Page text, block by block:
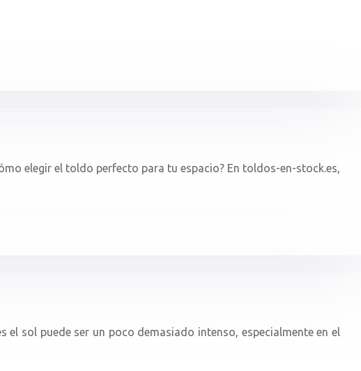
elegir el toldo perfecto para tu espacio? En toldos-en-stock.es,
sol puede ser un poco demasiado intenso, especialmente en el